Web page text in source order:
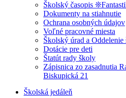
Školský časopis
Dokumenty na stiahnutie
Ochrana osobných údajov
Voľné pracovné miesta
Školský úrad a Oddelenie
Dotácie pre deti
Štatút rady školy
Zápisnica zo zasadnutia
Biskupická 21
Školská jedáleň